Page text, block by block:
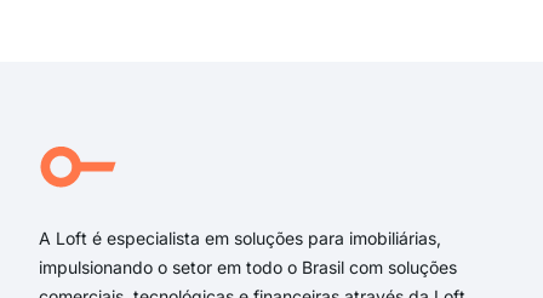
A Loft é especialista em soluções para imobiliárias,
impulsionando o setor em todo o Brasil com soluções